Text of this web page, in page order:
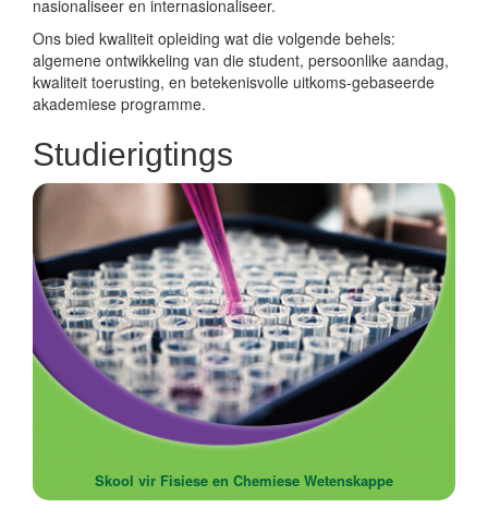
algemene ontwikkeling van die student, persoonlike aandag,
kwaliteit toerusting, en betekenisvolle uitkoms-gebaseerde
akademiese programme.
Studierigtings